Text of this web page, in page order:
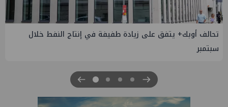
تحالف أوبك+ يتفق على زيادة طفيفة في إنتاج النفط خلال
سبتمبر